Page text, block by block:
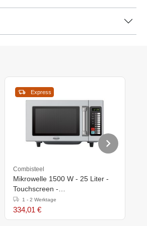
Express
Combisteel
Mikrowelle 1500 W - 25 Liter -
Touchscreen -
511x432x(h)311mm
1 - 2 Werktage
334,01 €